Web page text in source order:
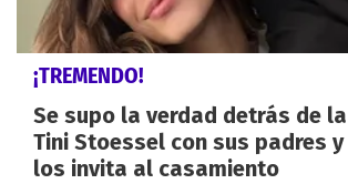
¡TREMENDO!
Se supo la verdad detrás de
Tini Stoessel con sus padres
los invita al casamiento